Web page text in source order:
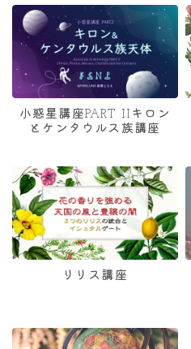
小惑星講座PART IIキロン
とケンタウルス族講座
リリス講座